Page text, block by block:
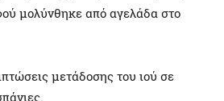
μολύνθηκε από αγελάδα στο
μετάδοσης του ιού σε